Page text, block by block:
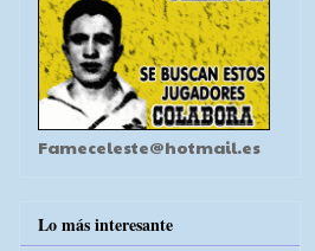
Fameceleste@hotmail.es
Lo más interesante